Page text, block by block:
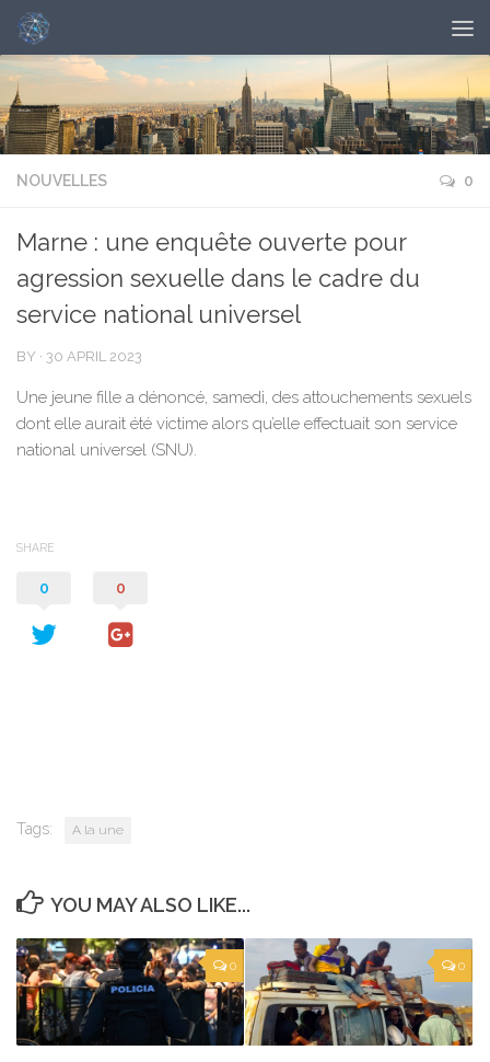
NOUVELLES 0
Marne : une enquête ouverte pour
agression sexuelle dans le cadre du
service national universel
BY · 30 APRIL 2023
Une jeune fille a dénoncé, samedi, des attouchements sexuels
dont elle aurait été victime alors qu’elle effectuait son service
national universel (SNU).
SHARE
0 0
Tags: A la une
YOU MAY ALSO LIKE...
0 0